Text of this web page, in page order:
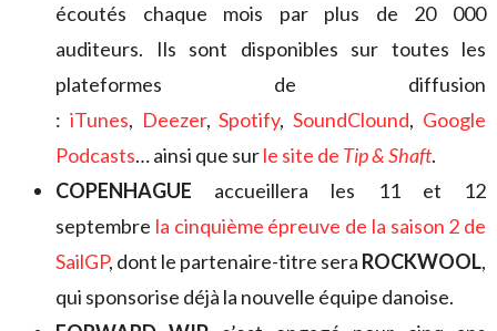
écoutés chaque mois par plus de 20 000
auditeurs. Ils sont disponibles sur toutes les
plateformes de diffusion
: iTunes, Deezer,Spotify,SoundClound, Google
Podcasts… ainsi que surle site de Tip & Shaft.
COPENHAGUE accueillera les 11 et 12
septembre la cinquième épreuve de la saison 2 de
SailGP, dont le partenaire-titre sera ROCKWOOL,
qui sponsorise déjà la nouvelle équipe danoise.